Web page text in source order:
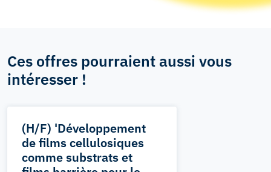
Ces offres pourraient aussi vous
intéresser !
(H/F) 'Développement
de films cellulosiques
comme substrats et